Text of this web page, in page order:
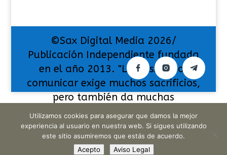
©Sax Digital Media 2026/
Publicación Independiente fundada
en el año 2013. "La pasión por
comunicar exige muchos sacrificios,
pero también da muchas
satisfacciones".
Utilizamos cookies para asegurar que damos la mejor
experiencia al usuario en nuestra web. Si sigues utilizando
este sitio asumiremos que estás de acuerdo.
Acepto
Aviso Legal